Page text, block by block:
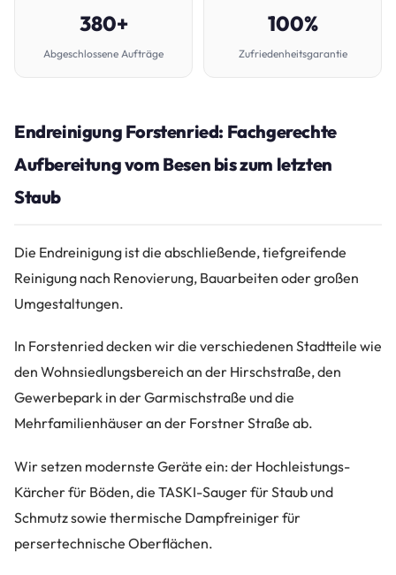
380+
Abgeschlossene Aufträge
100%
Zufriedenheitsgarantie
Endreinigung Forstenried: Fachgerechte
Aufbereitung vom Besen bis zum letzten
Staub
Die Endreinigung ist die abschließende, tiefgreifende
Reinigung nach Renovierung, Bauarbeiten oder großen
Umgestaltungen.
In Forstenried decken wir die verschiedenen Stadtteile wie
den Wohnsiedlungsbereich an der Hirschstraße, den
Gewerbepark in der Garmischstraße und die
Mehrfamilienhäuser an der Forstner Straße ab.
Wir setzen modernste Geräte ein: der Hochleistungs-
Kärcher für Böden, die TASKI-Sauger für Staub und
Schmutz sowie thermische Dampfreiniger für
persertechnische Oberflächen.